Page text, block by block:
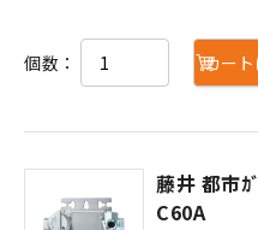
個数： カー
藤井 都市ｶ
C60A